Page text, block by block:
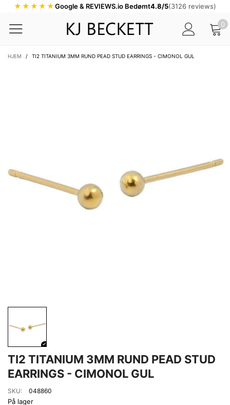
★★★★★Google & REVIEWS.io Bedømt4.8/5(3126 reviews)
0
HJEM / TI2 TITANIUM 3MM RUND PEAD STUD EARRINGS - CIMONOL GUL
TI2 TITANIUM 3MM RUND PEAD STUD
EARRINGS - CIMONOL GUL
SKU: 048860
På lager